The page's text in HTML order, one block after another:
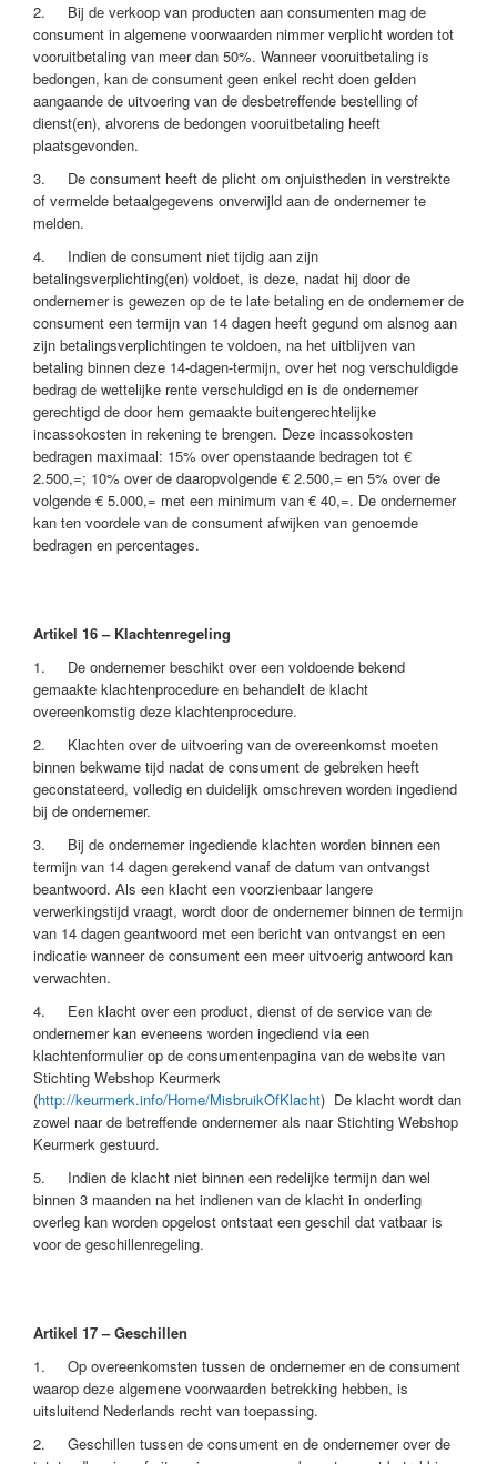
2. Bij de verkoop van producten aan consumenten mag de
consument in algemene voorwaarden nimmer verplicht worden tot
vooruitbetaling van meer dan 50%. Wanneer vooruitbetaling is
bedongen, kan de consument geen enkel recht doen gelden
aangaande de uitvoering van de desbetreffende bestelling of
dienst(en), alvorens de bedongen vooruitbetaling heeft
plaatsgevonden.
3. De consument heeft de plicht om onjuistheden in verstrekte
of vermelde betaalgegevens onverwijld aan de ondernemer te
melden.
4. Indien de consument niet tijdig aan zijn
betalingsverplichting(en) voldoet, is deze, nadat hij door de
ondernemer is gewezen op de te late betaling en de ondernemer de
consument een termijn van 14 dagen heeft gegund om alsnog aan
zijn betalingsverplichtingen te voldoen, na het uitblijven van
betaling binnen deze 14-dagen-termijn, over het nog verschuldigde
bedrag de wettelijke rente verschuldigd en is de ondernemer
gerechtigd de door hem gemaakte buitengerechtelijke
incassokosten in rekening te brengen. Deze incassokosten
bedragen maximaal: 15% over openstaande bedragen tot €
2.500,=; 10% over de daaropvolgende € 2.500,= en 5% over de
volgende € 5.000,= met een minimum van € 40,=. De ondernemer
kan ten voordele van de consument afwijken van genoemde
bedragen en percentages.
Artikel 16 – Klachtenregeling
1. De ondernemer beschikt over een voldoende bekend
gemaakte klachtenprocedure en behandelt de klacht
overeenkomstig deze klachtenprocedure.
2. Klachten over de uitvoering van de overeenkomst moeten
binnen bekwame tijd nadat de consument de gebreken heeft
geconstateerd, volledig en duidelijk omschreven worden ingediend
bij de ondernemer.
3. Bij de ondernemer ingediende klachten worden binnen een
termijn van 14 dagen gerekend vanaf de datum van ontvangst
beantwoord. Als een klacht een voorzienbaar langere
verwerkingstijd vraagt, wordt door de ondernemer binnen de termijn
van 14 dagen geantwoord met een bericht van ontvangst en een
indicatie wanneer de consument een meer uitvoerig antwoord kan
verwachten.
4. Een klacht over een product, dienst of de service van de
ondernemer kan eveneens worden ingediend via een
klachtenformulier op de consumentenpagina van de website van
Stichting Webshop Keurmerk
(http://keurmerk.info/Home/MisbruikOfKlacht) De klacht wordt dan
zowel naar de betreffende ondernemer als naar Stichting Webshop
Keurmerk gestuurd.
5. Indien de klacht niet binnen een redelijke termijn dan wel
binnen 3 maanden na het indienen van de klacht in onderling
overleg kan worden opgelost ontstaat een geschil dat vatbaar is
voor de geschillenregeling.
Artikel 17 – Geschillen
1. Op overeenkomsten tussen de ondernemer en de consument
waarop deze algemene voorwaarden betrekking hebben, is
uitsluitend Nederlands recht van toepassing.
2. Geschillen tussen de consument en de ondernemer over de